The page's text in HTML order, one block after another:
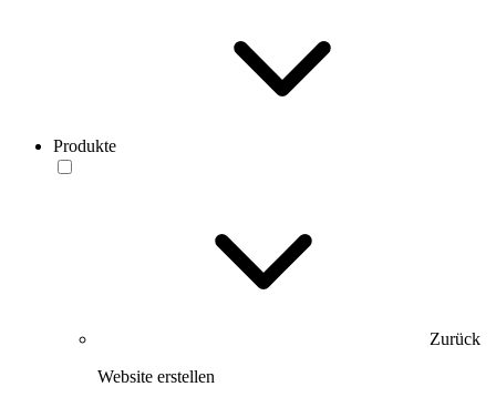
Produkte
Zurück
Website erstellen